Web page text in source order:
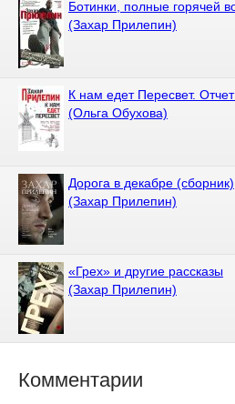
Ботинки, полные горячей
(Захар Прилепин)
К нам едет Пересвет.
(Ольга Обухова)
Дорога в декабре (сборник)
(Захар Прилепин)
«Грех» и другие рассказы
(Захар Прилепин)
Комментарии